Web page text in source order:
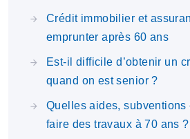
Crédit immobilier et
emprunter après 60 ans
Est-il difficile d’obtenir un
quand on est senior ?
Quelles aides, subventions
faire des travaux à 70 ans ?